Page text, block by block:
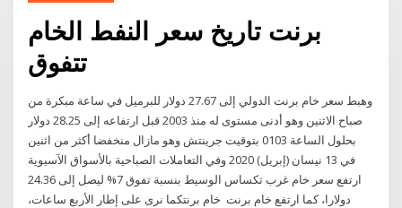
برنت تاريخ سعر النفط الخام
تتفوق
وهبط سعر خام برنت الدولي إلى 27.67 دولار للبرميل في ساعة مبكرة من
صباح الاثنين وهو أدنى مستوى له منذ 2003 قبل ارتفاعه إلى 28.25 دولار
بحلول الساعة 0103 بتوقيت جرينتش وهو مازال منخفضا أكثر من اثنين
في 13 نيسان (إبريل) 2020 وفي التعاملات الصباحية بالأسواق الآسيوية
ارتفع سعر خام غرب تكساس الوسيط بنسبة تفوق 7% ليصل إلى 24.36
دولارا، كما ارتفع خام برنت خام برنتكما نرى على إطار الأربع ساعات،